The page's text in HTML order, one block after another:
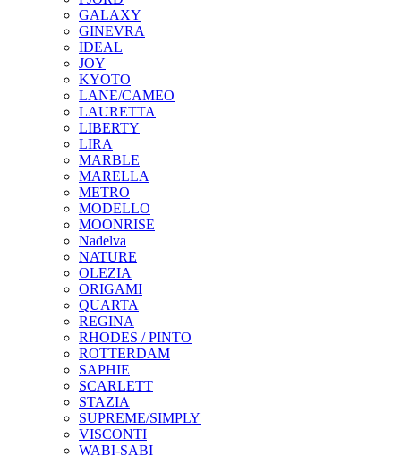
GALAXY
GINEVRA
IDEAL
JOY
KYOTO
LANE/CAMEO
LAURETTA
LIBERTY
LIRA
MARBLE
MARELLA
METRO
MODELLO
MOONRISE
Nadelva
NATURE
OLEZIA
ORIGAMI
QUARTA
REGINA
RHODES / PINTO
ROTTERDAM
SAPHIE
SCARLETT
STAZIA
SUPREME/SIMPLY
VISCONTI
WABI-SABI